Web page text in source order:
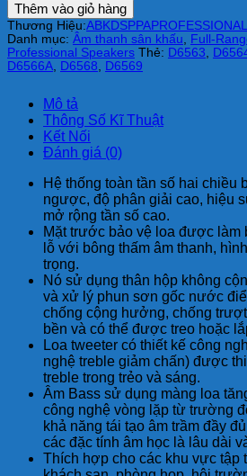
Thêm vào giỏ hàng
Thương Hiệu:ABKDSPPAPROFESSIONAL
Danh mục: Âm thanh sân khấu, Full-
Professional Speakers Thẻ: D6563,
D6566A, D6568, D6569
Mô tả
Thông Số Kĩ Thuật
Kết Nối
Đánh giá (0)
Hệ thống toàn tần số hai chiều
ngược, độ phân giải cao, hiệu
mở rộng tần số cao.
Mặt trước bảo vệ loa được
lỗ với bông thấm âm thanh,
trọng.
Nó sử dụng thân hộp không
và xử lý phun sơn gốc nước
chống cộng hưởng, chống
bền và có thể được treo hoặc
Loa tweeter có thiết kế công
nghệ treble giảm chấn) được
treble trong trẻo và sáng.
Âm Bass sử dụng màng loa
công nghệ vòng lặp từ trường
khả năng tái tạo âm trầm đầy
các đặc tính âm học là lâu dài
Thích hợp cho các khu vực tập